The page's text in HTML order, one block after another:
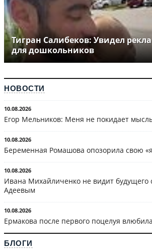
Тигран Салибеков: Увидел
для дошкольников
НОВОСТИ
10.08.2026
Егор Мельников: Меня не покидает
10.08.2026
Беременная Ромашова опозорила свою
10.08.2026
Ивана Михайличенко не видит будущего
Адеевым
10.08.2026
Ермакова после первого поцелуя
БЛОГИ